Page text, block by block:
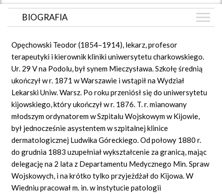
BIOGRAFIA
ZDJĘCIA (1)
GRAF POWIĄZAŃ
DYSKUSJA
Mapa
Opęchowski Teodor (1854–1914), lekarz, profesor
terapeutyki i kierownik kliniki uniwersytetu charkowskiego.
Ur. 29 V na Podolu, był synem Mieczysława. Szkołę średnią
ukończył w r. 1871 w Warszawie i wstąpił na Wydział
Lekarski Uniw. Warsz. Po roku przeniósł się do uniwersytetu
kijowskiego, który ukończył w r. 1876. T. r. mianowany
młodszym ordynatorem w Szpitalu Wojskowym w Kijowie,
był jednocześnie asystentem w szpitalnej klinice
dermatologicznej Ludwika Góreckiego. Od połowy 1880 r.
do grudnia 1883 uzupełniał wykształcenie za granicą, mając
delegację na 2 lata z Departamentu Medycznego Min. Spraw
Wojskowych, i na krótko tylko przyjeżdżał do Kijowa. W
Wiedniu pracował m. in. w instytucie patologii